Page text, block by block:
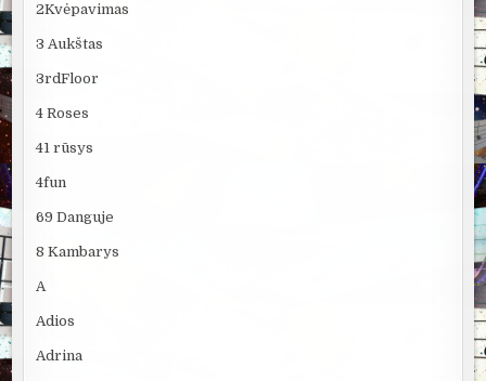
2Kvėpavimas
3 Aukštas
3rdFloor
4 Roses
41 rūsys
4fun
69 Danguje
8 Kambarys
A
Adios
Adrina